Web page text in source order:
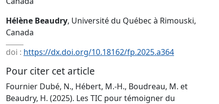
Hélène Beaudry, Université du Québec à Rimouski,
Canada
doi : https://dx.doi.org/10.18162/fp.2025.a364
Pour citer cet article
Fournier Dubé, N., Hébert, M.-H., Boudreau, M. et
Beaudry, H. (2025). Les TIC pour témoigner du